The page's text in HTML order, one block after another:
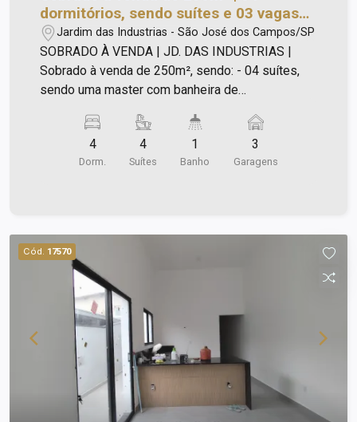
dormitórios, sendo suítes e 03 vagas
de garagem | Jardim das Indústrias |
São José dos Campos |
Jardim das Industrias - São José dos Campos/SP
SOBRADO À VENDA | JD. DAS INDUSTRIAS |
Sobrado à venda de 250m², sendo: - 04 suítes,
sendo uma master com banheira de
com móveis de alto padrão; - Ar condicionado; -
Área gourmet moderna; - Academia; - Piscina
aquecida; - Sistema fotovoltaica; - Sistema de
Móveis de alto padrão em todos os quartos; -
Sala com sala de jantar; - Andar superior com sala
de Tv; - Andar inferior com porcelanato e superior
piso de madeira maciça; - Sistema fotovoltaico
conta de energia média apenas o mínimo; -
Sistema de carregamento de carro elétrico.
4
Dorm.
4
Suítes
1
Banho
3
Garagens
Cód. 17570